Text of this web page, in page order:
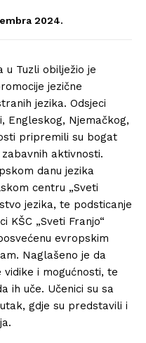
2024.
Tuzli obilježio je
jezične
jezika. Odsjeci
Engleskog, Njemačkog,
pripremili su bogat
aktivnosti.
danu jezika
centru „Sveti
jezika, te podsticanje
KŠC „Sveti Franjo“
evropskim
Naglašeno je da
i mogućnosti, te
ih uče. Učenici su sa
gdje su predstavili i